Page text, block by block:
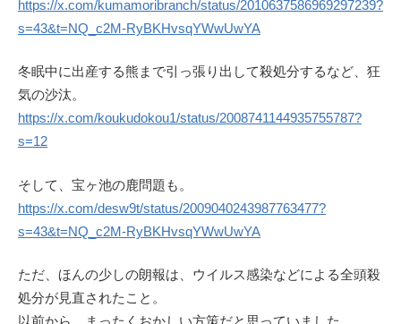
https://x.com/kumamoribranch/status/2010637586969297239?
s=43&t=NQ_c2M-RyBKHvsqYWwUwYA
冬眠中に出産する熊まで引っ張り出して殺処分するなど、狂
気の沙汰。
https://x.com/koukudokou1/status/2008741144935755787?
s=12
そして、宝ヶ池の鹿問題も。
https://x.com/desw9t/status/2009040243987763477?
s=43&t=NQ_c2M-RyBKHvsqYWwUwYA
ただ、ほんの少しの朗報は、ウイルス感染などによる全頭殺
処分が見直されたこと。
以前から、まったくおかしい方策だと思っていました。